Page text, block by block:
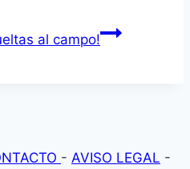
al campo!
- AVISO LEGAL -